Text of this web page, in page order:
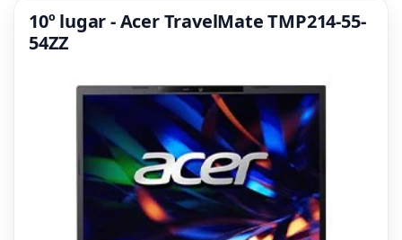
10º lugar - Acer TravelMate TMP214-55-
54ZZ